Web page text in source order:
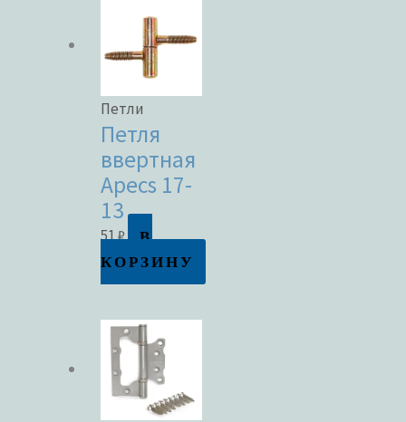
Петли
Петля
ввертная
Apecs 17-
13
51₽
В
КОРЗИНУ